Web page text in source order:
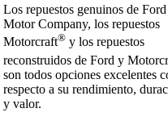
Los repuestos genuinos de Ford
Motor Company, los repuestos
Motorcraft® y los repuestos
reconstruidos de Ford y
son todos opciones excelentes
respecto a su rendimiento,
y valor.